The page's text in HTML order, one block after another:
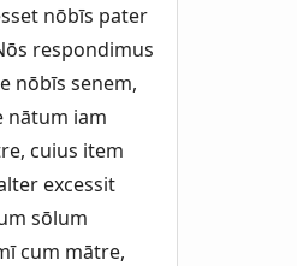
nōbīs pater
respondimus
nōbīs senem,
nātum iam
cuius item
excessit
sōlum
cum mātre,